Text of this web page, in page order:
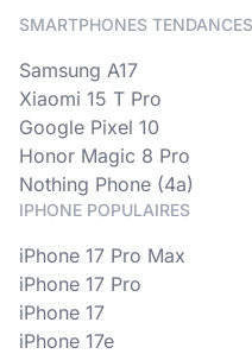
SMARTPHONES TENDANCES
Samsung A17
Xiaomi 15 T Pro
Google Pixel 10
Honor Magic 8 Pro
Nothing Phone (4a)
IPHONE POPULAIRES
iPhone 17 Pro Max
iPhone 17 Pro
iPhone 17
iPhone 17e